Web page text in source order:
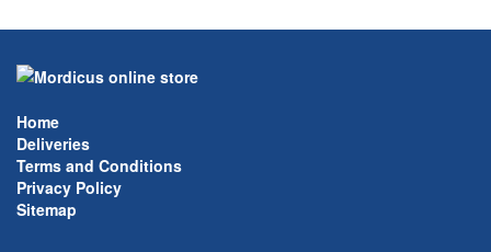
Home
Deliveries
Terms and Conditions
Privacy Policy
Sitemap